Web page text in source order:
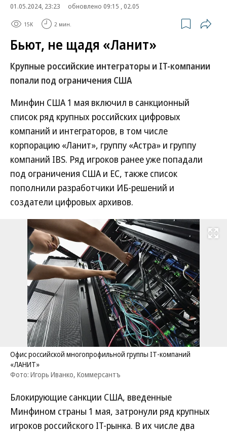
01.05.2024, 23:23
обновлено 09:15 , 02.05
15K 2 мин.
Бьют, не щадя «Ланит»
Крупные российские интеграторы и IT-компании
попали под ограничения США
Минфин США 1 мая включил в санкционный
список ряд крупных российских цифровых
компаний и интеграторов, в том числе
корпорацию «Ланит», группу «Астра» и группу
компаний IBS. Ряд игроков ранее уже попадали
под ограничения США и ЕС, также список
пополнили разработчики ИБ-решений и
создатели цифровых архивов.
Развернуть
Офис российской многопрофильной группы IT-компаний
«ЛАНИТ»
Фото: Игорь Иванко, Коммерсантъ
Блокирующие санкции США, введенные
Минфином страны 1 мая, затронули ряд крупных
игроков российского IT-рынка. В их числе два